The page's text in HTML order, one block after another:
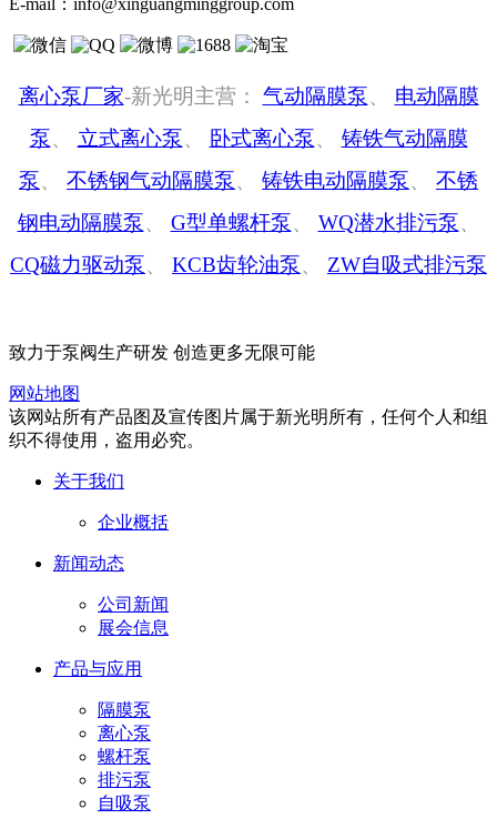
离心泵厂家-新光明主营： 气动隔膜泵、 电动隔膜
泵、 立式离心泵、 卧式离心泵、 铸铁气动隔膜
泵、 不锈钢气动隔膜泵、 铸铁电动隔膜泵、 不锈
钢电动隔膜泵、 G型单螺杆泵、 WQ潜水排污泵、
CQ磁力驱动泵、 KCB齿轮油泵、 ZW自吸式排污泵
致力于泵阀生产研发 创造更多无限可能
网站地图
该网站所有产品图及宣传图片属于新光明所有，任何个人和组
织不得使用，盗用必究。
关于我们
企业概括
新闻动态
公司新闻
展会信息
产品与应用
隔膜泵
离心泵
螺杆泵
排污泵
自吸泵